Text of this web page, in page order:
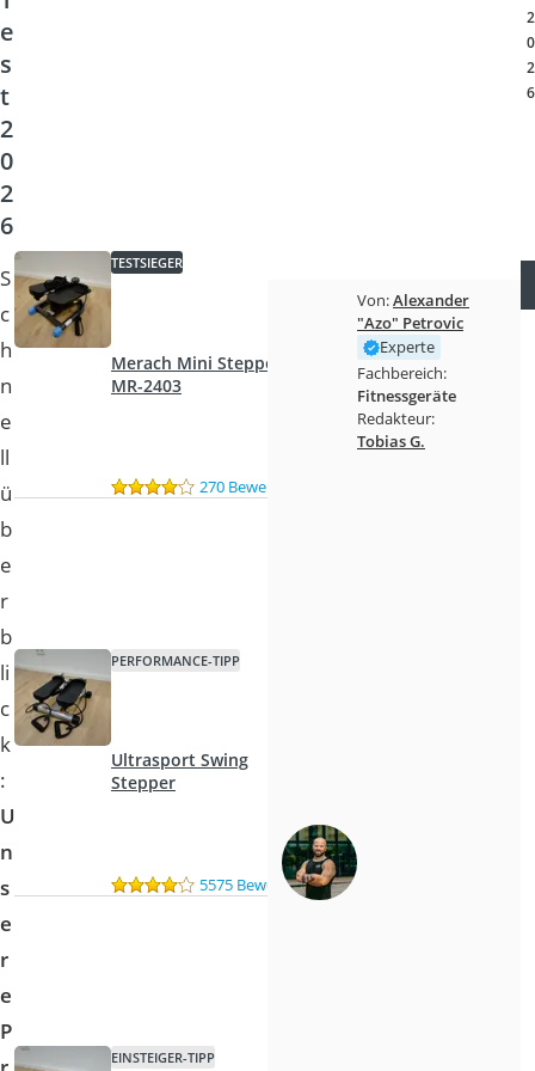
Handgepäck-Koffer
Vibrationsplatte
Wanderschuhe Herren
Sicherheitsweste Reiten
Service
e
s
t
2
0
2
6
2
0
2
6
S
c
h
n
e
ll
ü
b
e
r
b
li
c
k
:
U
n
s
e
r
e
P
TESTSIEGER
Merach Mini Stepper
MR-2403
270 Bewertungen
PERFORMANCE-TIPP
Ultrasport Swing
Stepper
5575 Bewertungen
EINSTEIGER-TIPP
Von:Alexander
"Azo" Petrovic
Experte
Fachbereich:
Fitnessgeräte
Redakteur:
Tobias G.